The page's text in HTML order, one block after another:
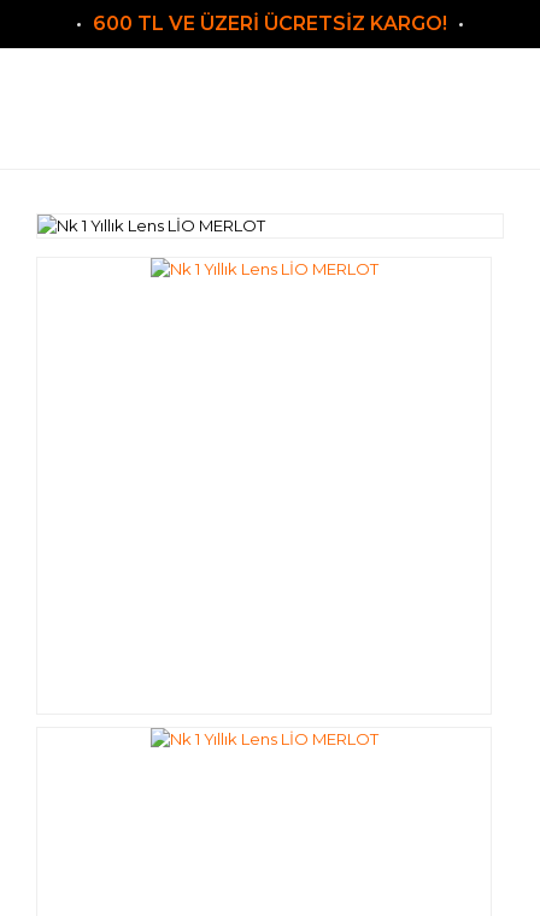
600 TL VE ÜZERİ ÜCRETSİZ KARGO!